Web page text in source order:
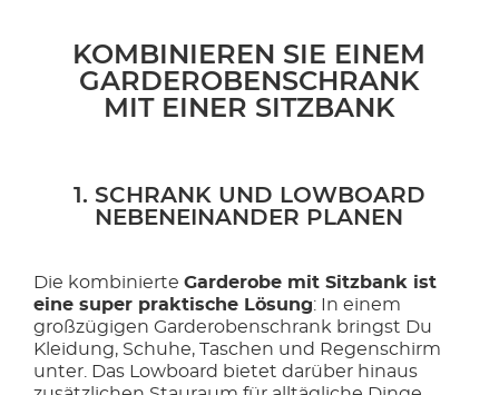
KOMBINIEREN SIE EINEM
GARDEROBENSCHRANK
MIT EINER SITZBANK
1. SCHRANK UND LOWBOARD
NEBENEINANDER PLANEN
Die kombinierte Garderobe mit Sitzbank ist
eine super praktische Lösung: In einem
großzügigen Garderobenschrank bringst Du
Kleidung, Schuhe, Taschen und Regenschirm
unter. Das Lowboard bietet darüber hinaus